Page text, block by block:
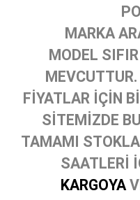
MARKA
MODEL
FİYATLAR İÇİN
SİTEMİZDE
TAMAMI
SAATLERİ
KARGOYA